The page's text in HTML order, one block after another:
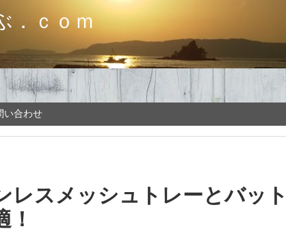
．ｃｏｍ
い合わせ
レスメッシュトレーとバッ